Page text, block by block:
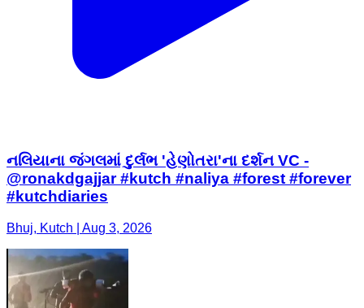
નલિયાના જંગલમાં દુર્લભ 'હેણોતરા'ના દર્શન VC -
@ronakdgajjar #kutch #naliya #forest #forever
#kutchdiaries
Bhuj, Kutch | Aug 3, 2026